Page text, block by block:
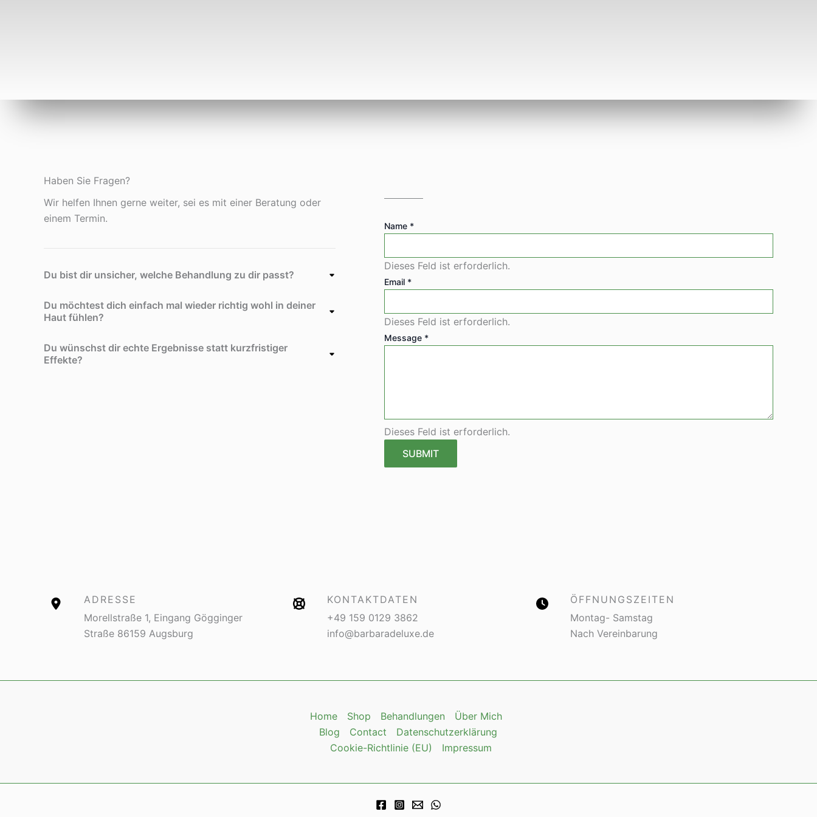
Haben Sie Fragen?
Wir helfen Ihnen gerne weiter, sei es mit einer Beratung oder
einem Termin.
Du bist dir unsicher, welche Behandlung zu dir passt?
Du möchtest dich einfach mal wieder richtig wohl in deiner
Haut fühlen?
Du wünschst dir echte Ergebnisse statt kurzfristiger
Effekte?
Name *
Dieses Feld ist erforderlich.
Email *
Dieses Feld ist erforderlich.
Message *
Dieses Feld ist erforderlich.
SUBMIT
ADRESSE
Morellstraße 1, Eingang Gögginger
Straße 86159 Augsburg
KONTAKTDATEN
+49 159 0129 3862
info@barbaradeluxe.de
ÖFFNUNGSZEITEN
Montag- Samstag
Nach Vereinbarung
Home Shop Behandlungen
Über Mich
Blog
Contact
Datenschutzerklärung
Cookie-Richtlinie (EU)
Impressum